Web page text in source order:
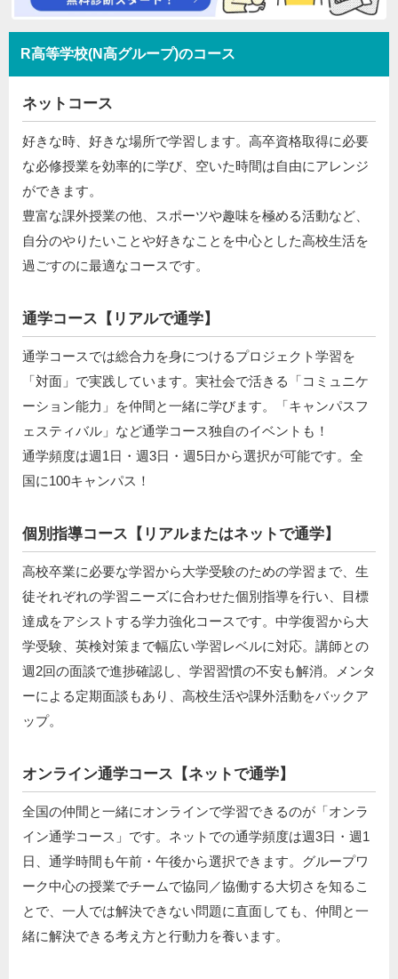
R高等学校(N高グループ)のコース
ネットコース
好きな時、好きな場所で学習します。高卒資格取得に必要
な必修授業を効率的に学び、空いた時間は自由にアレンジ
ができます。
豊富な課外授業の他、スポーツや趣味を極める活動など、
自分のやりたいことや好きなことを中心とした高校生活を
過ごすのに最適なコースです。
通学コース【リアルで通学】
通学コースでは総合力を身につけるプロジェクト学習を
「対面」で実践しています。実社会で活きる「コミュニケ
ーション能力」を仲間と一緒に学びます。「キャンパスフ
ェスティバル」など通学コース独自のイベントも！
通学頻度は週1日・週3日・週5日から選択が可能です。全
国に100キャンパス！
個別指導コース【リアルまたはネットで通学】
高校卒業に必要な学習から大学受験のための学習まで、生
徒それぞれの学習ニーズに合わせた個別指導を行い、目標
達成をアシストする学力強化コースです。中学復習から大
学受験、英検対策まで幅広い学習レベルに対応。講師との
週2回の面談で進捗確認し、学習習慣の不安も解消。メンタ
ーによる定期面談もあり、高校生活や課外活動をバックア
ップ。
オンライン通学コース【ネットで通学】
全国の仲間と一緒にオンラインで学習できるのが「オンラ
イン通学コース」です。ネットでの通学頻度は週3日・週1
日、通学時間も午前・午後から選択できます。グループワ
ーク中心の授業でチームで協同／協働する大切さを知るこ
とで、一人では解決できない問題に直面しても、仲間と一
緒に解決できる考え方と行動力を養います。